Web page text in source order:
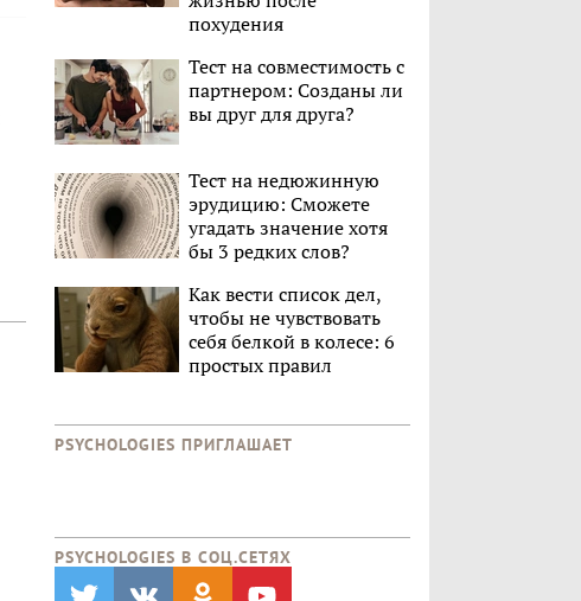
похудения
Тест на совместимость с
партнером: Созданы ли
вы друг для друга?
Тест на недюжинную
эрудицию: Сможете
угадать значение хотя
бы 3 редких слов?
Как вести список дел,
чтобы не чувствовать
себя белкой в колесе: 6
простых правил
PSYCHOLOGIES ПРИГЛАШАЕТ
PSYCHOLOGIES В CОЦ.СЕТЯХ